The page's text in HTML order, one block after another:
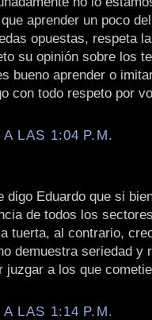
aprender un poco
opuestas, respeta
su opinión sobre los
bueno aprender o
con todo respeto por
LAS 1:04 P.M.
digo Eduardo que si
de todos los
tuerta, al contrario,
demuestra seriedad y
juzgar a los que
LAS 1:14 P.M.